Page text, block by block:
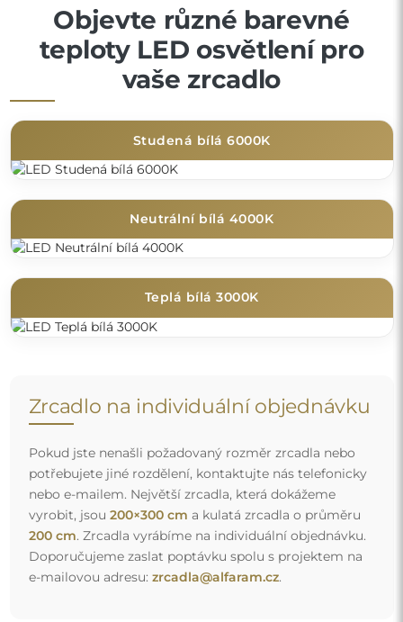
Objevte různé barevné
teploty LED osvětlení pro
vaše zrcadlo
Studená bílá 6000K
Neutrální bílá 4000K
Teplá bílá 3000K
Zrcadlo na individuální objednávku
Pokud jste nenašli požadovaný rozměr zrcadla nebo
potřebujete jiné rozdělení, kontaktujte nás telefonicky
nebo e-mailem. Největší zrcadla, která dokážeme
vyrobit, jsou 200×300 cm a kulatá zrcadla o průměru
200 cm. Zrcadla vyrábíme na individuální objednávku.
Doporučujeme zaslat poptávku spolu s projektem na
e-mailovou adresu: zrcadla@alfaram.cz.